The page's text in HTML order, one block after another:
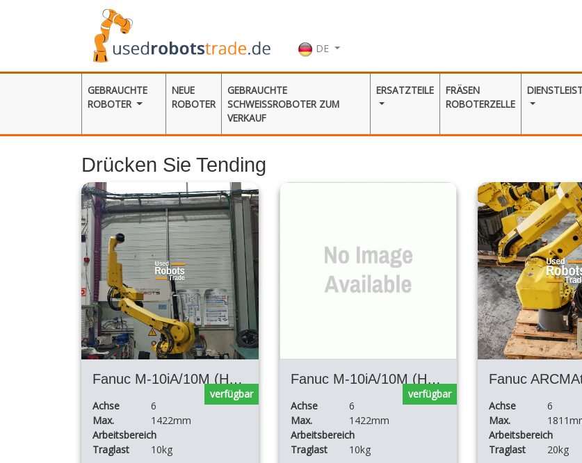
DE
GEBRAUCHTE
ROBOTER
NEUE
ROBOTER
GEBRAUCHTE
SCHWEISSROBOTER ZUM V
ERKAUF
ERSATZTEILE
FRÄSEN
ROBOTERZELLE
Drücken Sie Tending
Fanuc M-10iA/10M (Hollow wrist)
Achse
6
Max.
Arbeitsbereich
1422mm
Traglast 10kg
verfügbar
Fanuc M-10iA/10M (Hohlgelenk)
Achse
6
Max.
Arbeitsbereich
1422mm
Traglast 10kg
verfügbar
Achse
6
Max.
Arbeitsbereich
Traglast 20kg